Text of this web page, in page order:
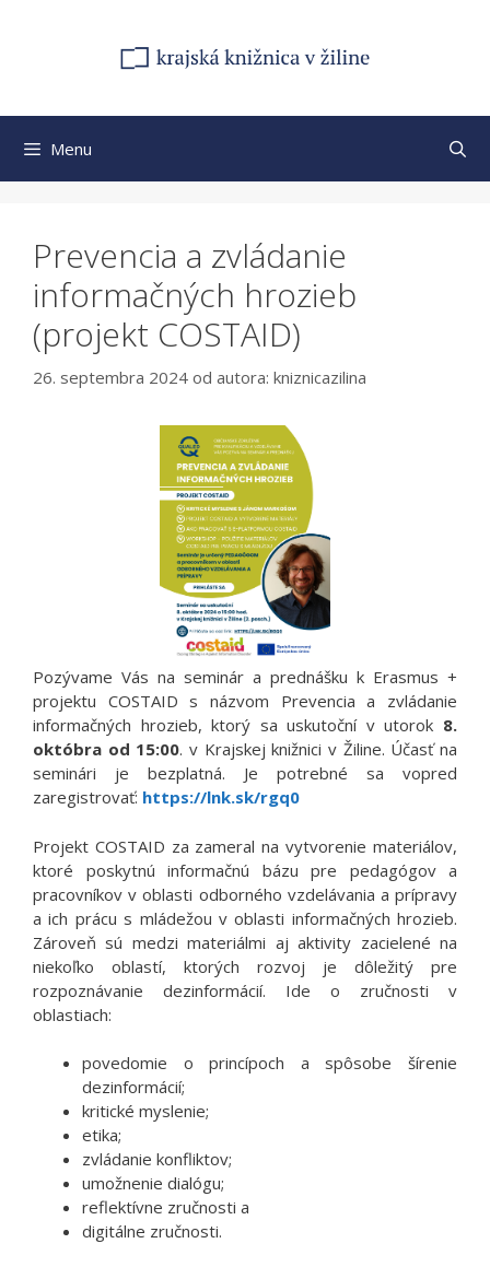
Menu
Prevencia a zvládanie
informačných hrozieb
(projekt COSTAID)
26. septembra 2024 od autora: kniznicazilina
Pozývame Vás na seminár a prednášku k Erasmus +
projektu COSTAID s názvom Prevencia a zvládanie
informačných hrozieb, ktorý sa uskutoční v utorok 8.
októbra od 15:00. v Krajskej knižnici v Žiline. Účasť na
seminári je bezplatná. Je potrebné sa vopred
zaregistrovať: https://lnk.sk/rgq0
Projekt COSTAID za zameral na vytvorenie materiálov,
ktoré poskytnú informačnú bázu pre pedagógov a
pracovníkov v oblasti odborného vzdelávania a prípravy
a ich prácu s mládežou v oblasti informačných hrozieb.
Zároveň sú medzi materiálmi aj aktivity zacielené na
niekoľko oblastí, ktorých rozvoj je dôležitý pre
rozpoznávanie dezinformácií. Ide o zručnosti v
oblastiach:
povedomie o princípoch a spôsobe šírenie
dezinformácií;
kritické myslenie;
etika;
zvládanie konfliktov;
umožnenie dialógu;
reflektívne zručnosti a
digitálne zručnosti.